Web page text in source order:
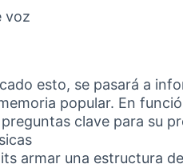
voz
esto, se pasará a
popular. En
clave para su
armar una estructura